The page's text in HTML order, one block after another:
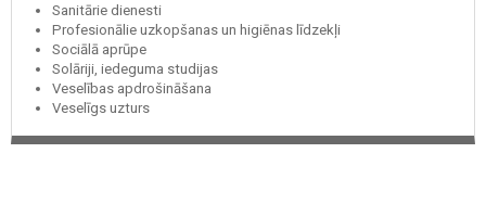
Sanitārie dienesti
Profesionālie uzkopšanas un higiēnas līdzekļi
Sociālā aprūpe
Solāriji, iedeguma studijas
Veselības apdrošināšana
Veselīgs uzturs